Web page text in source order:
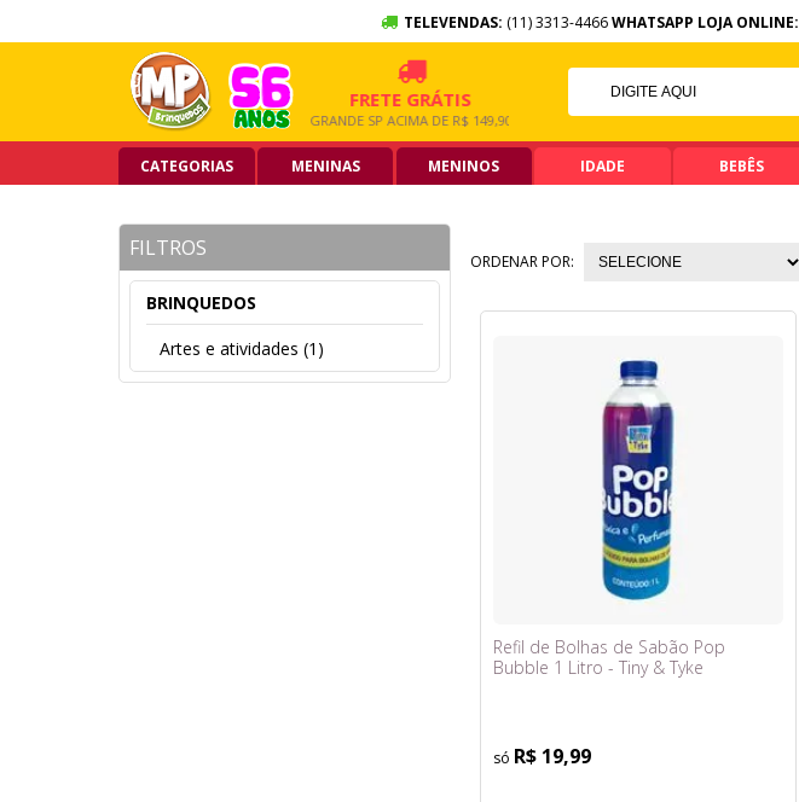
TELEVENDAS: (11) 3313-4466WHATSAPP LOJA ONLINE:
10X SEM JUROS
NO CARTÃO DE CRÉDITO
FRETE GRÁTIS
GRANDE SP ACIMA DE R$ 149,90
5% OFF NO PIX
PIX ACIMA DE R$ 99,90
CATEGORIAS MENINAS MENINOS IDADE BEBÊS
FILTROS
BRINQUEDOS
Artes e atividades (1)
ORDENAR POR:
Refil de Bolhas de Sabão Pop
Bubble 1 Litro - Tiny & Tyke
R$ 19,99